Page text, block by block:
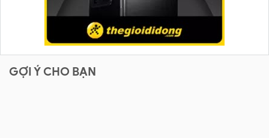
GỢI Ý CHO BẠN